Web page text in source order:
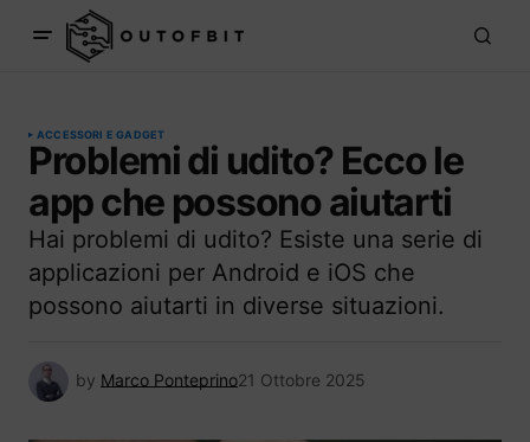
ACCESSORI E GADGET
Problemi di udito? Ecco le
app che possono aiutarti
Hai problemi di udito? Esiste una serie di
applicazioni per Android e iOS che
possono aiutarti in diverse situazioni.
by Marco Ponteprino21 Ottobre 2025